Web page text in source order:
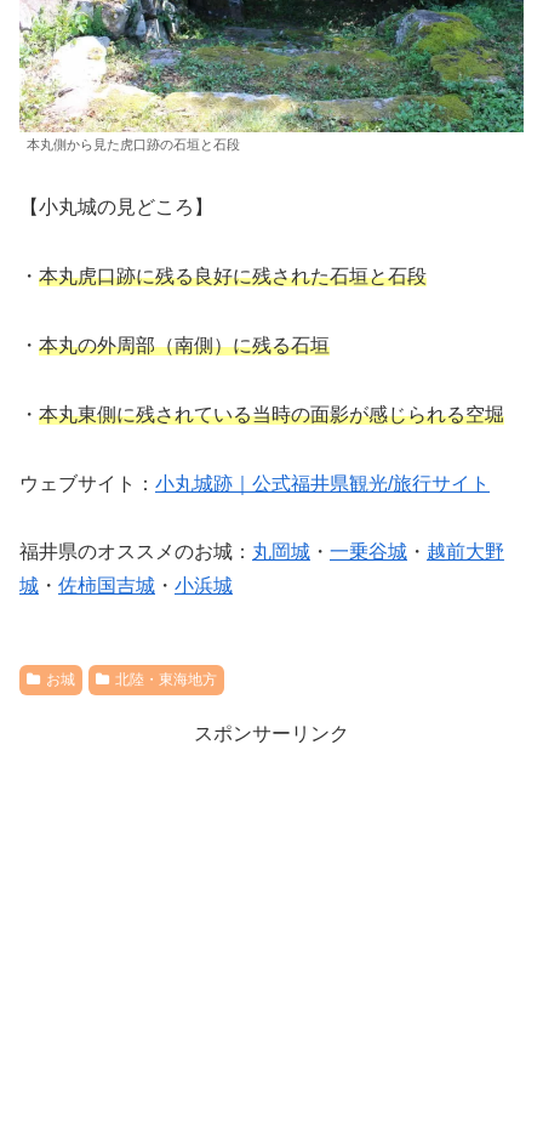
本丸側から見た虎口跡の石垣と石段
【小丸城の見どころ】
・ 本丸虎口跡に残る良好に残された石垣と石段
・ 本丸の外周部（南側）に残る石垣
・ 本丸東側に残されている当時の面影が感じられる空堀
ウェブサイト： 小丸城跡｜公式福井県観光/旅行サイト
福井県のオススメのお城： 丸岡城 ・ 一乗谷城 ・ 越前大野
城 ・ 佐柿国吉城 ・ 小浜城
お城 北陸・東海地方
スポンサーリンク